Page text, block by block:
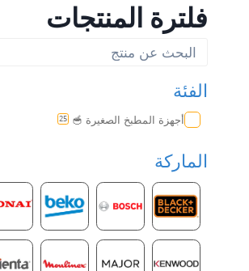
فلترة المنتجات
الفئة
أجهزة المطبخ الصغيرة 🥣 25
الماركة